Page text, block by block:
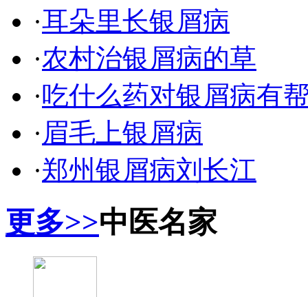
·耳朵里长银屑病
·农村治银屑病的草
·吃什么药对银屑病有
· 眉毛上银屑病
·郑州银屑病刘长江
更多>>中医名家